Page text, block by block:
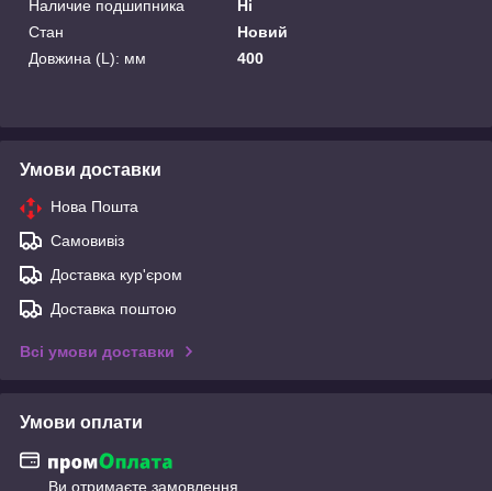
Наличие подшипника
Ні
Стан
Новий
Довжина (L): мм
400
Умови доставки
Нова Пошта
Самовивіз
Доставка кур'єром
Доставка поштою
Всі умови доставки
Умови оплати
Ви отримаєте замовлення